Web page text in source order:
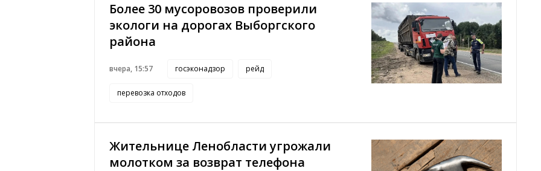
Более 30 мусоровозов проверили
экологи на дорогах Выборгского
района
вчера, 15:57 госэконадзор рейд
перевозка отходов
Жительнице Ленобласти угрожали
молотком за возврат телефона